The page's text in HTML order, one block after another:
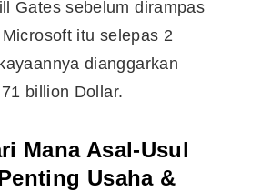
Gates sebelum dirampas
itu selepas 2
dianggarkan
billion Dollar.
Mana Asal-Usul
Usaha &